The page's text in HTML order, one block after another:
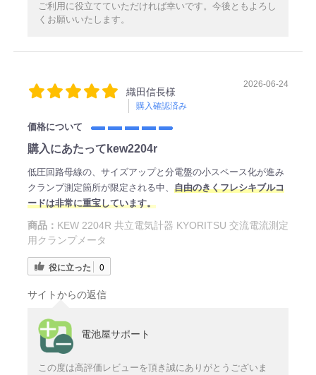
ご利用に役立てていただければ幸いです。今後ともよろし
くお願いいたします。
織田信長様
購入確認済み
2026-06-24
価格について
購入にあたってkew2204r
低圧回路母線の、サイズアップと分電盤の小スペース化が進み
クランプ測定箇所が限定される中、 自由のきくフレシキブルコ
ードは非常に重宝しています。
商品： KEW 2204R 共立電気計器 KYORITSU 交流電流測定
用クランプメータ
役に立った 0
サイトからの返信
電池屋サポート
この度は高評価レビューを頂き誠にありがとうございま